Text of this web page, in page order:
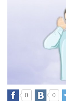
0 0